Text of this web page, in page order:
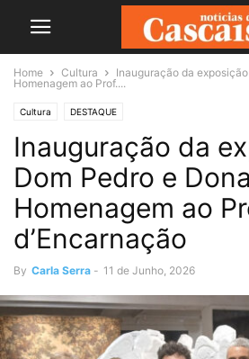
Home Cultura
Inauguração da
Homenagem ao Prof....
Cultura DESTAQUE
Inauguração da
Dom Pedro e
Homenagem ao
d’Encarnação
By Carla Serra - 11 de Junho, 2026